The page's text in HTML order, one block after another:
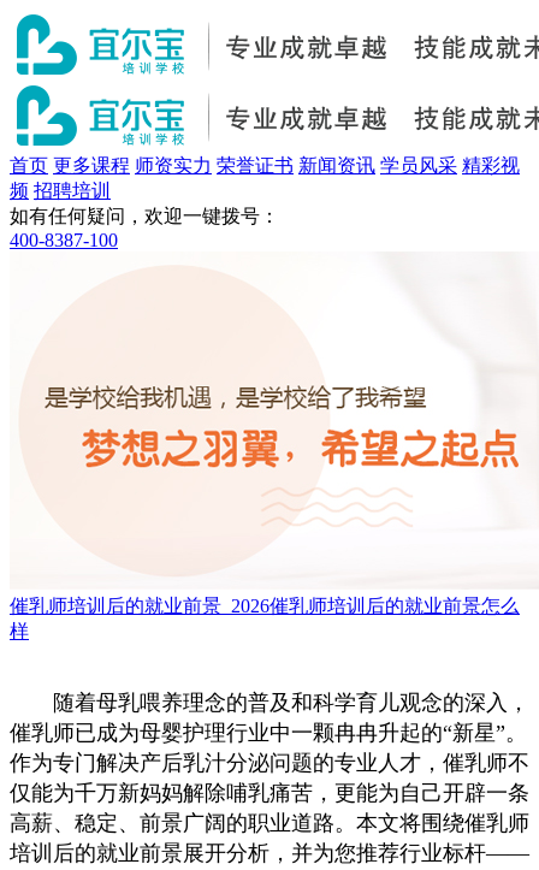
首页 更多课程 师资实力 荣誉证书 新闻资讯 学员风采 精彩视
频 招聘培训
如有任何疑问，欢迎一键拨号：
400-8387-100
催乳师培训后的就业前景_2026催乳师培训后的就业前景怎么
样
随着母乳喂养理念的普及和科学育儿观念的深入，
催乳师已成为母婴护理行业中一颗冉冉升起的“新星”。
作为专门解决产后乳汁分泌问题的专业人才，催乳师不
仅能为千万新妈妈解除哺乳痛苦，更能为自己开辟一条
高薪、稳定、前景广阔的职业道路。本文将围绕催乳师
培训后的就业前景展开分析，并为您推荐行业标杆——